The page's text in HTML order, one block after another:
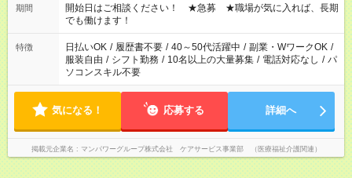
ん ※法令に基づき、週20時間以上勤務は社会保険への加入対象
となります ※労働者派遣法（日雇い派遣の原則禁止）により、
短時間・短期間の就業はご案内が難しい場合があります
期間
開始日はご相談ください！ ★急募 ★職場が気に入れば、長期
でも働けます！
特徴 日払いOK / 履歴書不要 / 40～50代活躍中 / 副業・WワークOK /
服装自由 / シフト勤務 / 10名以上の大量募集 / 電話対応なし / パ
ソコンスキル不要
気になる！ 応募する 詳細へ
掲載元企業名 マンパワーグループ株式会社 ケアサービス事業部 （医療福祉介護関連）